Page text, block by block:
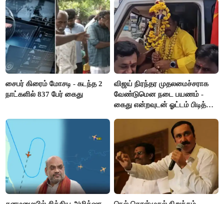
சைபர் கிரைம் மோசடி - கடந்த 2
நாட்களில் 837 பேர் கைது
விஜய் நிரந்தர முதலமைச்சராக
வேண்டுமென நடை பயணம் -
கைது என்றவுடன் ஓட்டம் பிடித்த